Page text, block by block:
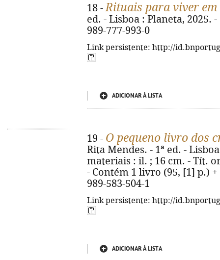
18 -Rituais para viver
ed. - Lisboa : Planeta, 2025.
989-777-993-0
Link persistente: http://
ADICIONAR À LISTA
19 - O pequeno livro dos
Rita Mendes. - 1ª ed. -
materiais : il. ; 16 cm. - Tít.
- Contém 1 livro (95, [1] p.)
989-583-504-1
Link persistente: http://
ADICIONAR À LISTA